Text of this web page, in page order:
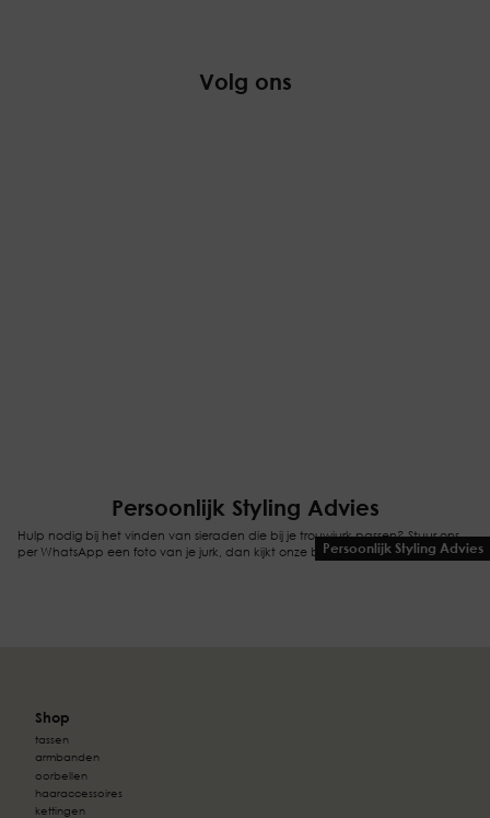
Persoonlijk Styling Advies
Volg ons
Persoonlijk Styling Advies
Hulp nodig bij het vinden van sieraden die bij je trouwjurk passen? Stuur ons
per WhatsApp een foto van je jurk, dan kijkt onze bruidsstyliste met je mee!
Shop
tassen
armbanden
oorbellen
haaraccessoires
kettingen